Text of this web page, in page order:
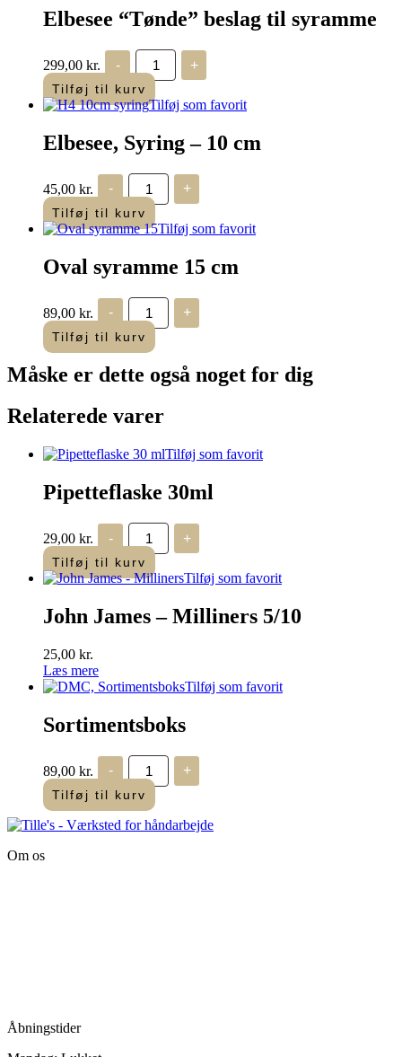
Elbesee “Tønde” beslag til syramme
299,00 kr. -
Elbesee
“Tønde”
beslag
til
syramme
+
Tilføj til kurv
Tilføj som favorit
Elbesee, Syring – 10 cm
45,00 kr. -
Elbesee,
Syring
antal
+
Tilføj til kurv
Tilføj som favorit
Oval syramme 15 cm
89,00 kr. -
Oval
syramme
15
cm
+
Tilføj til kurv
Måske er dette også noget for dig
Relaterede varer
Tilføj som favorit
Pipetteflaske 30ml
29,00 kr. -
Pipetteflaske
30ml
antal
+
Tilføj til kurv
Tilføj som favorit
John James – Milliners 5/10
25,00 kr.
Læs mere
Tilføj som favorit
Sortimentsboks
89,00 kr. -
Sortimentsboks
antal
+
Tilføj til kurv
Om os
Åbningstider